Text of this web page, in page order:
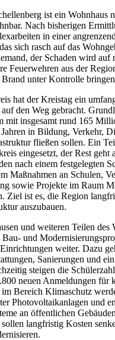
ist ein Wohnhaus
Nach bisherigen
in einer
sich rasch auf das
der Schaden wird auf
Feuerwehren aus der
unter Kontrolle
hat der Kreistag ein
den Weg gebracht.
mit insgesamt rund 165
in Bildung, Verkehr,
fließen sollen. Ein
eingesetzt, der Rest geht
nach einem festgelegten
Maßnahmen an Schulen,
sowie Projekte im Raum
Ziel ist es, die Region
auszubauen.
und weiteren Teilen des
und
weiter. Dazu
Sanierungen und
steigen die
neuen Anmeldungen für
im Bereich Klimaschutz
Photovoltaikanlagen und
an öffentlichen
langfristig Kosten